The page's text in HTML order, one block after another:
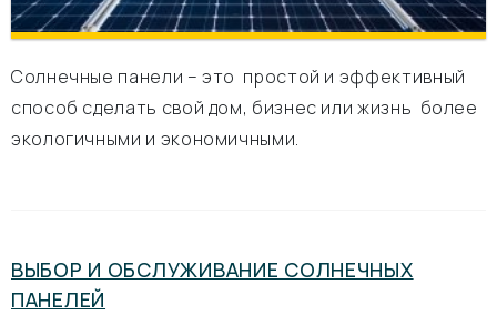
Солнечные панели – это простой и эффективный
способ сделать свой дом, бизнес или жизнь более
экологичными и экономичными.
ВЫБОР И ОБСЛУЖИВАНИЕ СОЛНЕЧНЫХ
ПАНЕЛЕЙ